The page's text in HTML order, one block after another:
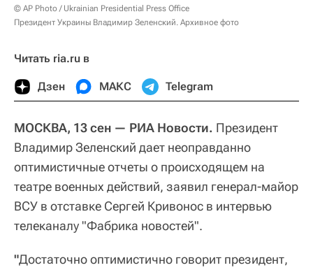
© AP Photo / Ukrainian Presidential Press Office
Президент Украины Владимир Зеленский. Архивное фото
Читать ria.ru в
Дзен МАКС Telegram
МОСКВА, 13 сен — РИА Новости. Президент
Владимир Зеленский дает неоправданно
оптимистичные отчеты о происходящем на
театре военных действий, заявил генерал-майор
ВСУ в отставке Сергей Кривонос в интервью
телеканалу "Фабрика новостей".
"Достаточно оптимистично говорит президент,